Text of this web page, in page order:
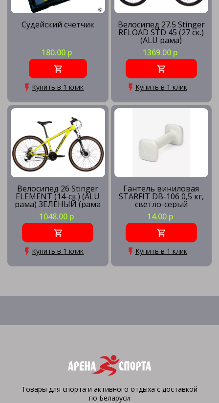
Судейский счетчик
180.00 р
Купить в 1 клик
Велосипед 27.5 Stinger
RELOAD STD 45 (27 ск.)
(ALU рама)
СЕРЕБРИСТЫЙ (рама
18) SL45
1369.00 р
Купить в 1 клик
Велосипед 26 Stinger
ELEMENT (14-ск.) (ALU
рама) ЗЕЛЕНЫЙ (рама
XS) GN5
1048.00 р
Купить в 1 клик
Гантель виниловая
STARFIT DB-106 0,5 кг,
светло-серый
14.00 р
Купить в 1 клик
Товары для спорта и активного отдыха с доставкой
по Беларуси